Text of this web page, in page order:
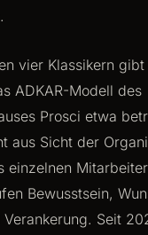
vier Klassikern
ADKAR-Modell des
Prosci etwa
aus Sicht der
einzelnen
Bewusstsein,
Verankerung. Seit